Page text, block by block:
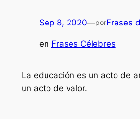
Sep 8, 2020—porFrases
en Frases Célebres
La educación es un acto de
un acto de valor.